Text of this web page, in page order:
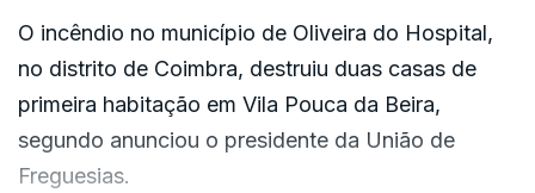
O incêndio no município de Oliveira do Hospital,
no distrito de Coimbra, destruiu duas casas de
primeira habitação em Vila Pouca da Beira,
segundo anunciou o presidente da União de
Freguesias.